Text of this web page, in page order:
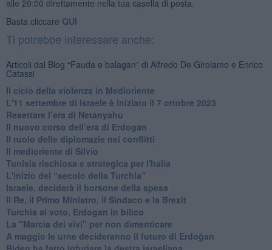
alle 20:00 direttamente nella tua casella di posta.
Basta cliccare QUI
Ti potrebbe interessare anche:
Articoli dal Blog “Fauda e balagan” di Alfredo De Girolamo e Enrico
Catassi
Il ciclo della violenza in Medioriente
L'11 settembre di Israele è iniziato il 7 ottobre 2023
Resettare l’era di Netanyahu
​Il nuovo corso dell’era di Erdogan
Il ruolo delle diplomazie nei conflitti
Il medioriente di Silvio
Tunisia rischiosa e strategica per l'Italia
L'inizio del “secolo della Turchia”
Israele, deciderà il borsone della spesa
Il Re, il Primo Ministro, il Sindaco e la Brexit
Turchia al voto, Erdogan in bilico
La "Marcia dei vivi" per non dimenticare
A maggio le urne decideranno il futuro di Erdoğan